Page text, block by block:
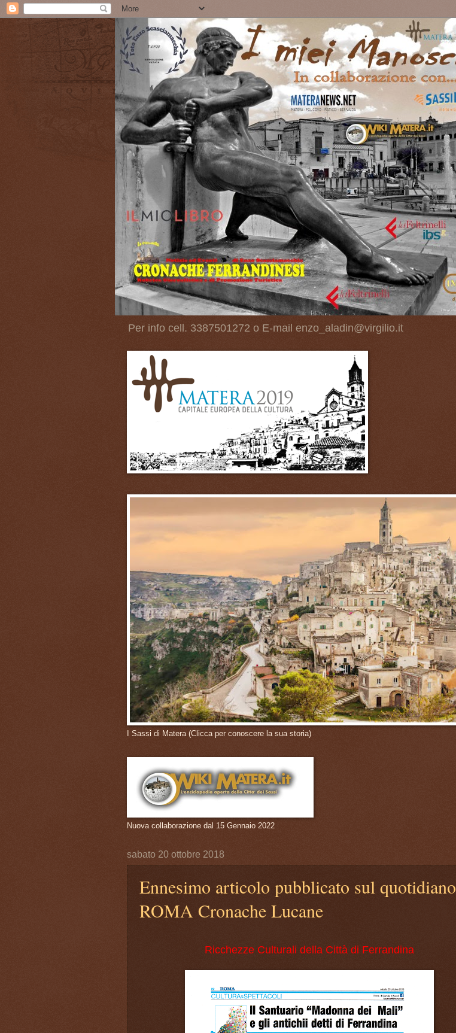
Per info cell. 3387501272 o E-mail enzo_aladin@virgilio.it
I Sassi di Matera (Clicca per conoscere la sua storia)
Nuova collaborazione dal 15 Gennaio 2022
sabato 20 ottobre 2018
Ennesimo articolo pubblicato sul quotidiano
ROMA Cronache Lucane
Ricchezze Culturali della Città di Ferrandina